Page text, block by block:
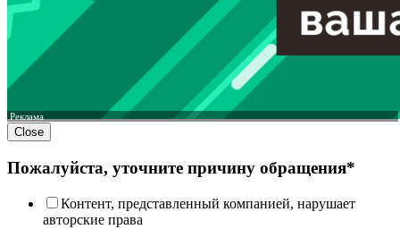
Реклама
Close
Пожалуйста, уточните причину обращения*
Контент, представленный компанией, нарушает
авторские права